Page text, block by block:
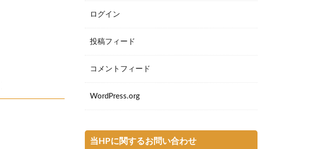
ログイン
投稿フィード
コメントフィード
WordPress.org
当HPに関するお問い合わせ